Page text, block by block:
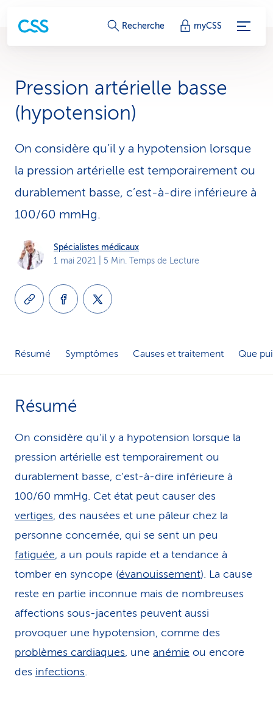
L
e
s
d
e
s
r
v
i
c
Recherche myCSS
Pression artérielle basse
(hypotension)
On considère qu’il y a hypotension lorsque
la pression artérielle est temporairement ou
durablement basse, c’est-à-dire inférieure à
100/60 mmHg.
Spécialistes médicaux
1 mai 2021 | 5 Min. Temps de Lecture
Résumé Symptômes Causes et traitement Que
Résumé
On considère qu’il y a hypotension lorsque la
pression artérielle est temporairement ou
durablement basse, c’est-à-dire inférieure à
100/60 mmHg. Cet état peut causer des
vertiges, des nausées et une pâleur chez la
personne concernée, qui se sent un peu
fatiguée, a un pouls rapide et a tendance à
tomber en syncope (évanouissement). La cause
reste en partie inconnue mais de nombreuses
affections sous-jacentes peuvent aussi
provoquer une hypotension, comme des
problèmes cardiaques, une anémie ou encore
des infections.